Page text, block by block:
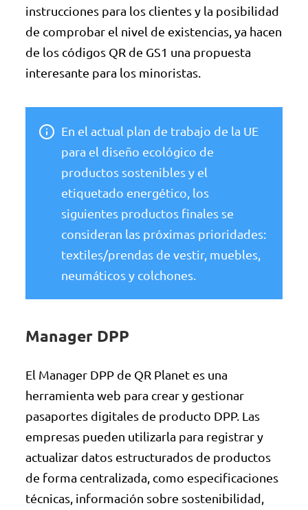
instrucciones para los clientes y la posibilidad
de comprobar el nivel de existencias, ya hacen
de los códigos QR de GS1 una propuesta
interesante para los minoristas.
En el actual plan de trabajo de la UE
para el diseño ecológico de
productos sostenibles y el
etiquetado energético, los
siguientes productos finales se
consideran las próximas prioridades:
textiles/prendas de vestir, muebles,
neumáticos y colchones.
Manager DPP
El Manager DPP de QR Planet es una
herramienta web para crear y gestionar
pasaportes digitales de producto DPP. Las
empresas pueden utilizarla para registrar y
actualizar datos estructurados de productos
de forma centralizada, como especificaciones
técnicas, información sobre sostenibilidad,